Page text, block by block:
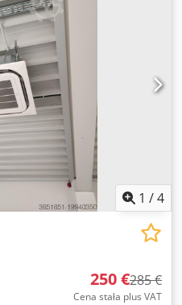
1 /4
250 €285 €
Cena stała plus VAT